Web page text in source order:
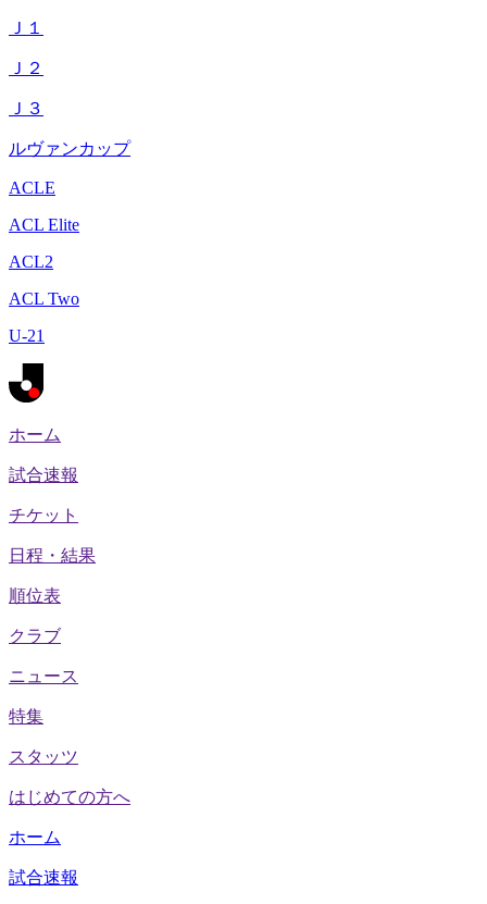
Ｊ１
Ｊ２
Ｊ３
ルヴァンカップ
ACLE
ACL Elite
ACL2
ACL Two
U-21
ホーム
試合速報
チケット
日程・結果
順位表
クラブ
ニュース
特集
スタッツ
はじめての方へ
ホーム
試合速報